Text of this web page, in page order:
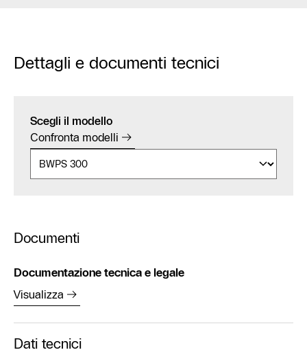
Dettagli e documenti tecnici
Scegli il modello
Confronta modelli
Documenti
Documentazione tecnica e legale
Visualizza
Dati tecnici